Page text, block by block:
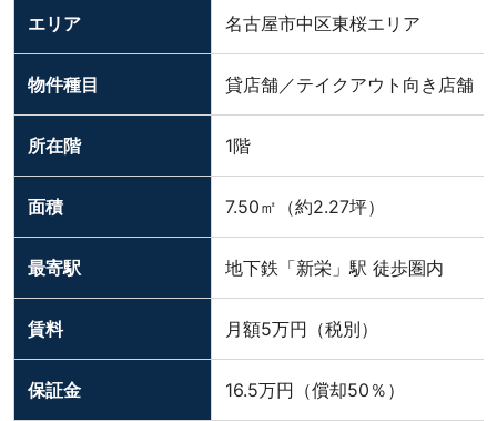
エリア 名古屋市中区東桜エリア
物件種目 貸店舗／テイクアウト向き店舗
所在階 1階
面積 7.50㎡（約2.27坪）
最寄駅 地下鉄「新栄」駅 徒歩圏内
賃料 月額5万円（税別）
保証金 16.5万円（償却50％）